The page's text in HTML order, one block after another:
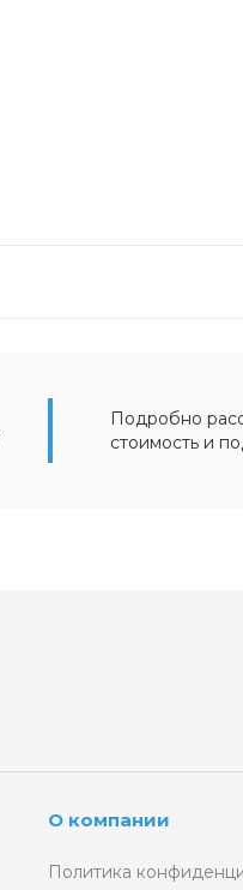
Подробно
стоимость и
О компании
Политика